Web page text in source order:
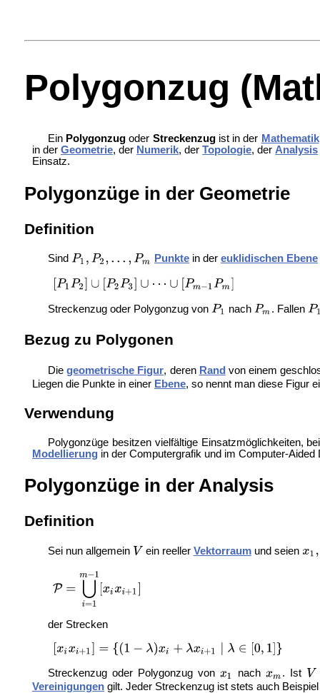
Polygonzug
Ein Polygonzug oder Streckenzugist in der Mathematik
in derGeometrie, der Numerik, derTopologie, der Analysis
Einsatz.
Polygonzüge in der Geometrie
Definition
Sind Punkte in dereuklidischen Ebene
Streckenzug oder Polygonzug von nach . Fallen
Bezug zu Polygonen
Diegeometrische Figur, deren Rand von einem
Liegen die Punkte in einer Ebene, so nennt man diese Figur
Verwendung
Polygonzüge besitzen vielfältige Einsatzmöglichkeiten,
Modellierungin der Computergrafik und im Computer-Aided
Polygonzüge in der Analysis
Definition
Sei nun allgemein ein reeller Vektorraumund seien
der Strecken
Streckenzug oder Polygonzug von nach . Ist
Vereinigungengilt. Jeder Streckenzug ist stets auch